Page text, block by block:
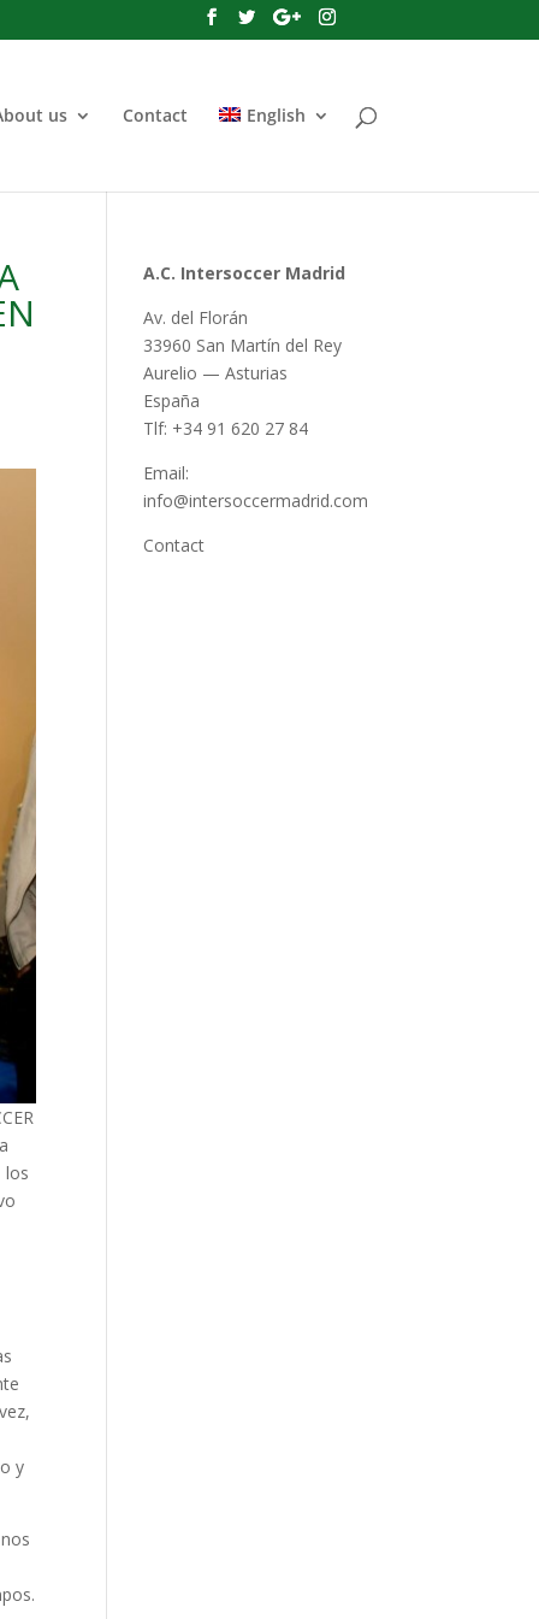
us Contact English
los
y
A.C. Intersoccer Madrid
Av. del Florán
33960 San Martín del Rey
Aurelio — Asturias
España
Tlf: +34 91 620 27 84
Email:
info@intersoccermadrid.com
Contact